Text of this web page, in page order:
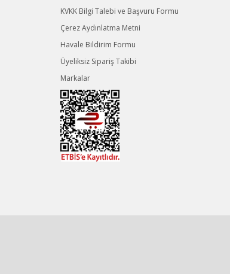
KVKK Bilgi Talebi ve Başvuru Formu
Çerez Aydınlatma Metni
Havale Bildirim Formu
Üyeliksiz Sipariş Takibi
Markalar